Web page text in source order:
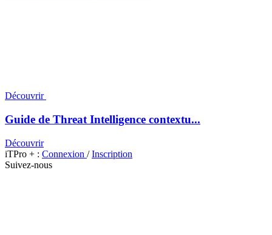
Découvrir
Guide de Threat Intelligence contextu...
Découvrir
iTPro + : Connexion /Inscription
Suivez-nous